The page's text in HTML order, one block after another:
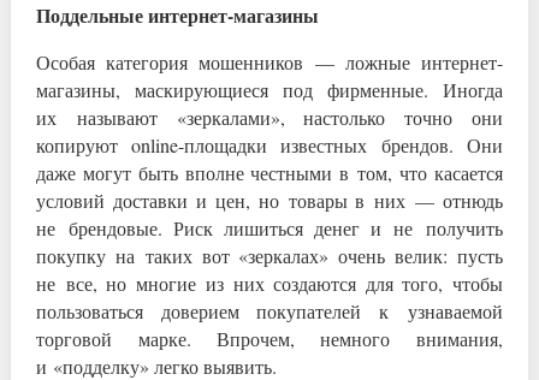
Поддельные интернет-магазины
Особая категория мошенников — ложные интернет-
магазины, маскирующиеся под фирменные. Иногда
их называют «зеркалами», настолько точно они
копируют online-площадки известных брендов. Они
даже могут быть вполне честными в том, что касается
условий доставки и цен, но товары в них — отнюдь
не брендовые. Риск лишиться денег и не получить
покупку на таких вот «зеркалах» очень велик: пусть
не все, но многие из них создаются для того, чтобы
пользоваться доверием покупателей к узнаваемой
торговой марке. Впрочем, немного внимания,
и «подделку» легко выявить.